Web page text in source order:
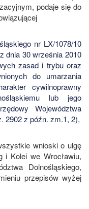
podaje się do
nr LX/1078/10
dnia 30 września 2010
zasad i trybu oraz
do umarzania
cywilnoprawny
lub jego
Województwa
2902 z późn. zm.1, 2),
wnioski o ulgę
i Kolei we Wrocławiu,
Dolnośląskiego,
przepisów wyżej